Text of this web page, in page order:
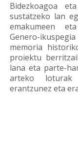
Bidezkoagoa
sustatzeko lan
emakumeen
Genero-
memoria
proiektu
lana eta parte-
arteko loturak
erantzunez eta